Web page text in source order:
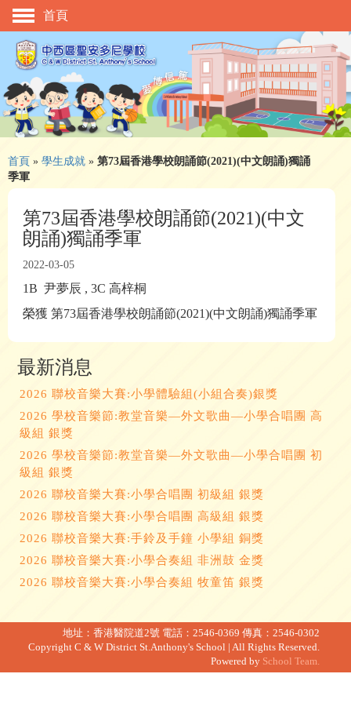
主頁
校慶活動
管理與組織
學與教
校風及學生支援
學生表現
相片及影片
入學申請
家長教師會
首頁
首頁 » 學生成就 » 第73屆香港學校朗誦節(2021)(中文朗誦)獨誦
季軍
第73屆香港學校朗誦節(2021)(中文
朗誦)獨誦季軍
2022-03-05
1B 尹夢辰 , 3C 高梓桐
榮獲 第73屆香港學校朗誦節(2021)(中文朗誦)獨誦季軍
最新消息
2026 聯校音樂大賽:小學體驗組(小組合奏)銀獎
2026 學校音樂節:教堂音樂—外文歌曲—小學合唱團 高
級組 銀獎
2026 學校音樂節:教堂音樂—外文歌曲—小學合唱團 初
級組 銀獎
2026 聯校音樂大賽:小學合唱團 初級組 銀獎
2026 聯校音樂大賽:小學合唱團 高級組 銀獎
2026 聯校音樂大賽:手鈴及手鐘 小學組 銅獎
2026 聯校音樂大賽:小學合奏組 非洲鼓 金獎
2026 聯校音樂大賽:小學合奏組 牧童笛 銀獎
地址：香港醫院道2號 電話：2546-0369 傳真：2546-0302
Copyright C & W District St.Anthony's School | All Rights Reserved.
Powered by School Team.